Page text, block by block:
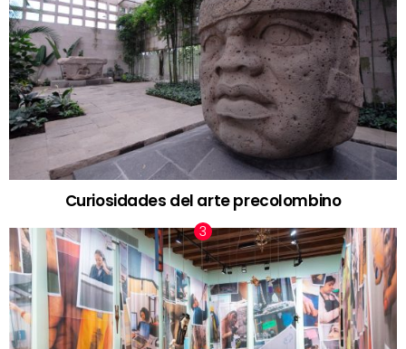
Curiosidades del arte precolombino